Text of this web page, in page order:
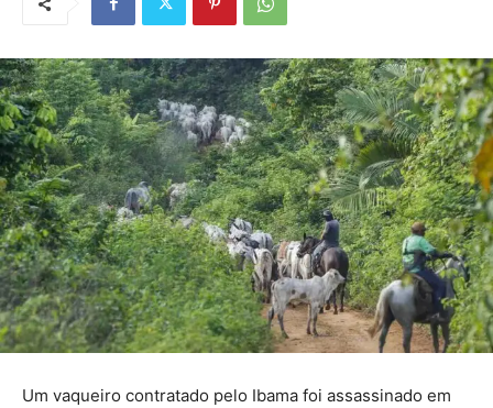
Um vaqueiro contratado pelo Ibama foi assassinado em